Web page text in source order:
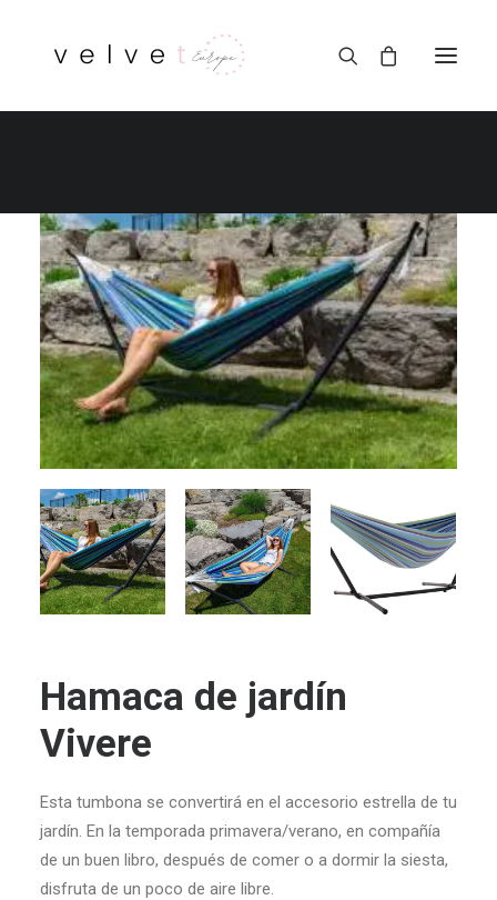
Hamaca de jardín
Vivere
Esta tumbona se convertirá en el accesorio estrella de tu
jardín. En la temporada primavera/verano, en compañía
de un buen libro, después de comer o a dormir la siesta,
disfruta de un poco de aire libre.